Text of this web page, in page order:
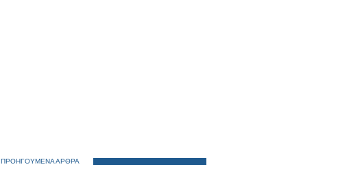
ΠΡΟΗΓΟΥΜΕΝΑ ΑΡΘΡΑ